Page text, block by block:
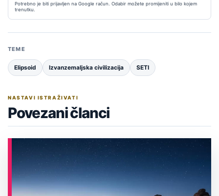
Potrebno je biti prijavljen na Google račun. Odabir možete promijeniti u bilo kojem
trenutku.
TEME
Elipsoid Izvanzemaljska civilizacija SETI
NASTAVI ISTRAŽIVATI
Povezani članci